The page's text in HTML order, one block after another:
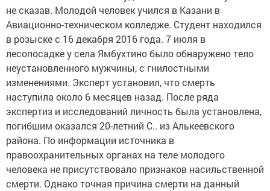
не сказав. Молодой человек учился в Казани в
Авиационно-техническом колледже. Студент находился
в розыске с 16 декабря 2016 года. 7 июля в
лесопосадке у села Ямбухтино было обнаружено тело
неустановленного мужчины, с гнилостными
изменениями. Эксперт установил, что смерть
наступила около 6 месяцев назад. После ряда
экспертиз и исследований личность была установлена,
погибшим оказался 20-летний С.. из Алькеевского
района. По информации источника в
правоохранительных органах на теле молодого
человека не присутствовало признаков насильственной
смерти. Однако точная причина смерти на данный